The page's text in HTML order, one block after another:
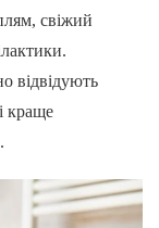
свіжий
відвідують
краще